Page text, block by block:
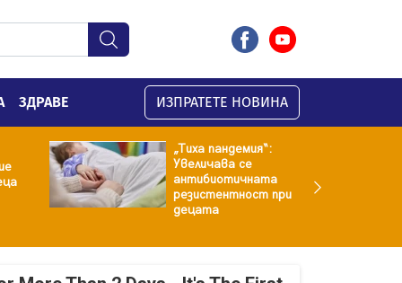
ЗДРАВЕ ИЗПРАТЕТЕ НОВИНА
„Тиха пандемия“:
Увеличава се
антибиотичната
резистентност при
децата